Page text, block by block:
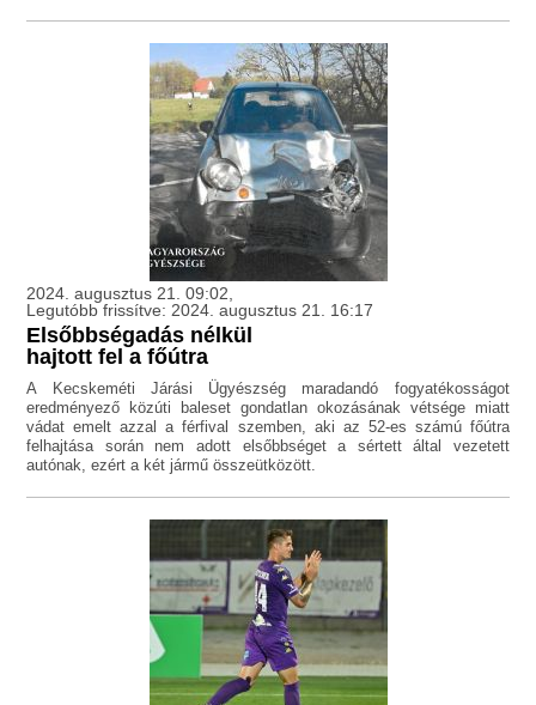
2024. augusztus 21. 09:02,
Legutóbb frissítve: 2024. augusztus 21. 16:17
Elsőbbségadás nélkül
hajtott fel a főútra
A Kecskeméti Járási Ügyészség maradandó fogyatékosságot
eredményező közúti baleset gondatlan okozásának vétsége miatt
vádat emelt azzal a férfival szemben, aki az 52-es számú főútra
felhajtása során nem adott elsőbbséget a sértett által vezetett
autónak, ezért a két jármű összeütközött.